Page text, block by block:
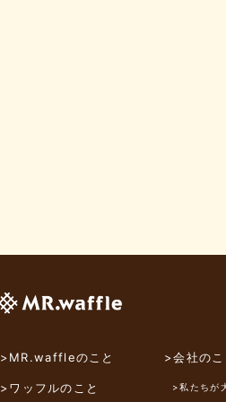
>MR.waffleのこと
>ワッフルのこと
>会社のこ
>私たちが